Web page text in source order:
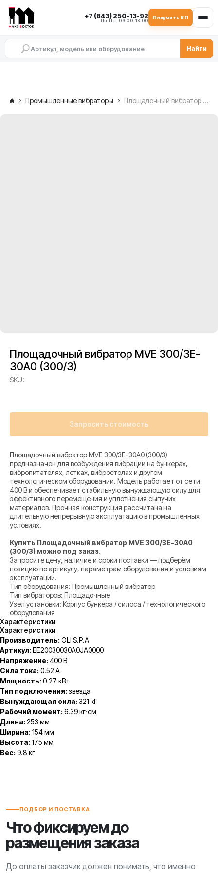
+7 (843) 250-13-92
Пн–Пт · 09:00–18:00
Получить КП
Найти
Промышленные вибраторы Площадочный вибратор MVE 300/3E-30A0 (300/3)
Площадочный вибратор MVE 300/3E-
30A0 (300/3)
SKU:
Запросить стоимость
Площадочный вибратор MVE 300/3E-30A0 (300/3)
предназначен для возбуждения вибрации на бункерах,
вибропитателях, лотках, вибростолах и другом
технологическом оборудовании. Модель работает от сети
400 В и обеспечивает стабильную вынуждающую силу для
эффективного перемещения и уплотнения сыпучих
материалов. Прочная конструкция рассчитана на
длительную непрерывную эксплуатацию в промышленных
условиях.
Купить Площадочный вибратор MVE 300/3E-30A0
(300/3) можно под заказ.
Запросите цену, наличие и сроки поставки — подберём
позицию по артикулу, параметрам оборудования и условиям
эксплуатации.
Тип оборудования: Промышленный вибратор
Тип вибраторов: Площадочные
Узел установки: Корпус бункера / силоса / технологического
оборудования
Характеристики
Характеристики
Производитель: OLI S.P.A
Артикул: EE20030030A0JA0000
Напряжение: 400 В
Сила тока: 0.52 А
Мощность: 0.27 кВт
Тип подключения: звезда
Вынуждающая сила: 321 кГ
Рабочий момент: 6.39 кг·см
Длина: 253 мм
Ширина: 154 мм
Высота: 175 мм
Вес: 9.8 кг
ПОДБОР И ПОСТАВКА
Что фиксируем до
размещения заказа
До оплаты заказчик должен понимать, что именно